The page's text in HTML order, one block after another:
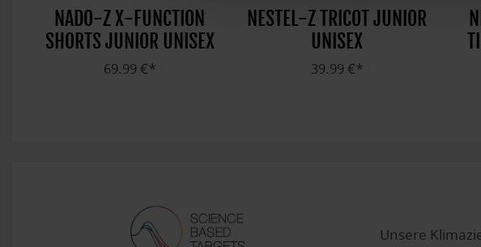
NADO-Z X-FUNCTION
SHORTS JUNIOR UNISEX
69.99 €*
NESTEL-Z TRICOT JUNIOR
UNISEX
39.99 €*
Unsere